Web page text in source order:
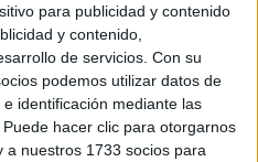
para publicidad y contenido
y contenido,
de servicios. Con su
podemos utilizar datos de
identificación mediante las
hacer clic para otorgarnos
a nuestros 1733 socios para
situaciones legales.
que podrían complicar su
y Escorpio: vayan a buscar